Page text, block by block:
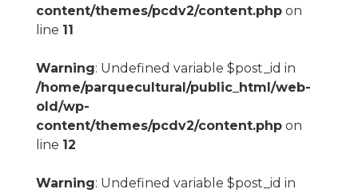
content/themes/pcdv2/content.phpon
line 11
Warning: Undefined variable $post_id in
/home/parquecultural/public_html/web-
old/wp-
content/themes/pcdv2/content.phpon
line 12
Warning: Undefined variable $post_id in